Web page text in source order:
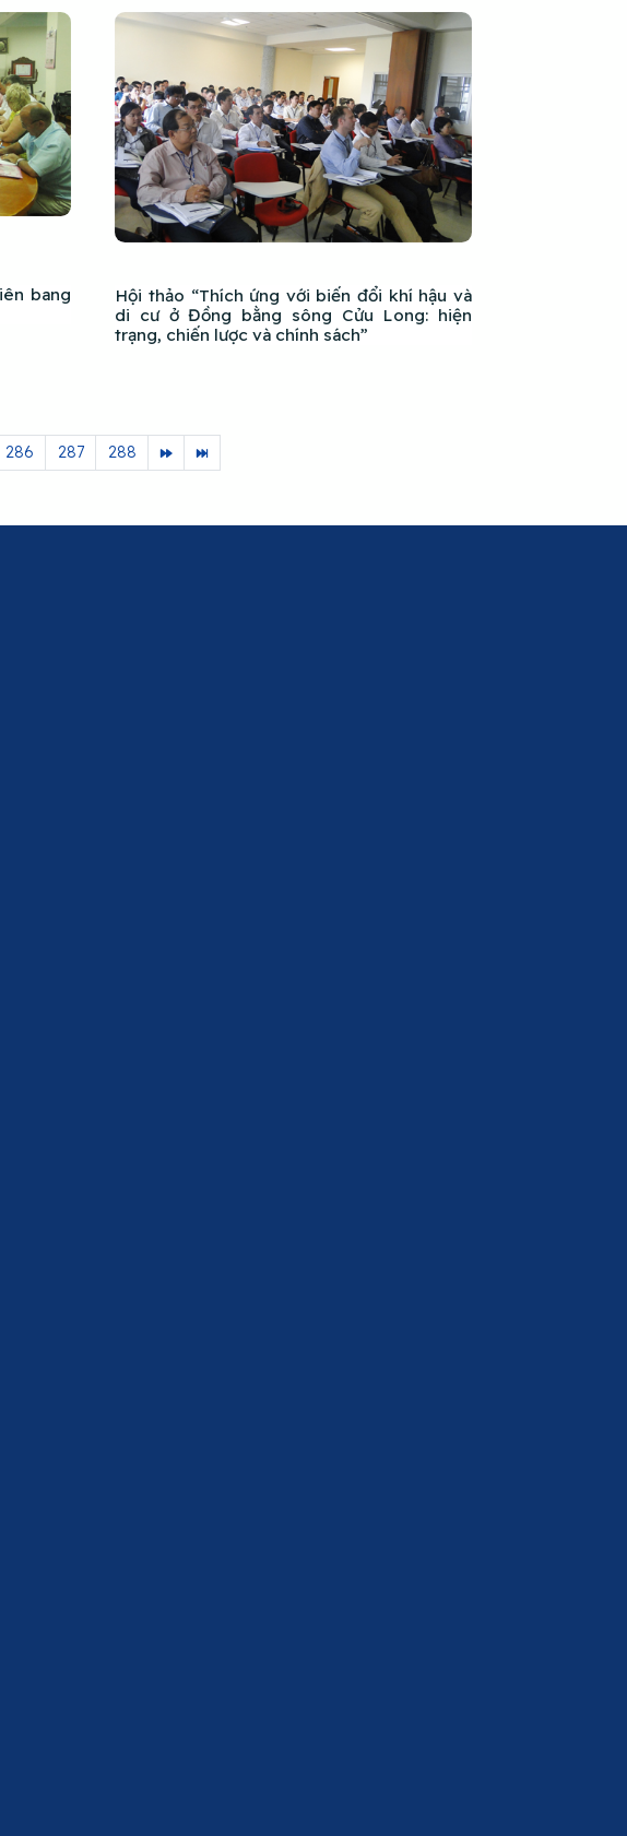
bang
Hội thảo “Thích ứng với biến đổi khí hậu và
di cư ở Đồng bằng sông Cửu Long: hiện
trạng, chiến lược và chính sách”
286 287 288